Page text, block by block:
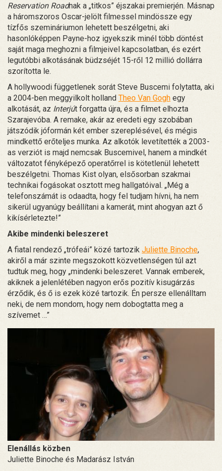
Reservation Roadnak a „titkos” éjszakai premierjén. Másnap
a háromszoros Oscar-jelölt filmessel mindössze egy
tízfős szemináriumon lehetett beszélgetni, aki
hasonlóképpen Payne-hoz igyekszik minél több döntést
saját maga meghozni a filmjeivel kapcsolatban, és ezért
legutóbbi alkotásának büdzséjét 15-ről 12 millió dollárra
szorította le.
A hollywoodi függetlenek sorát Steve Buscemi folytatta, aki
a 2004-ben meggyilkolt holland Theo Van Gogh egy
alkotását, az Interjút forgatta újra, és a filmet elhozta
Szarajevóba. A remake, akár az eredeti egy szobában
játszódik jóformán két ember szereplésével, és mégis
mindkettő erőteljes munka. Az alkotók levetítették a 2003-
as verziót is majd nemcsak Buscemivel, hanem a mindkét
változatot fényképező operatőrrel is kötetlenül lehetett
beszélgetni. Thomas Kist olyan, elsősorban szakmai
technikai fogásokat osztott meg hallgatóival. „Még a
telefonszámát is odaadta, hogy fel tudjam hívni, ha nem
sikerül ugyanúgy beállítani a kamerát, mint ahogyan azt ő
kikísérletezte!”
Akibe mindenki beleszeret
A fiatal rendező „trófeái” közé tartozik Juliette Binoche,
akiről a már szinte megszokott közvetlenségen túl azt
tudtuk meg, hogy „mindenki beleszeret. Vannak emberek,
akiknek a jelenlétében nagyon erős pozitív kisugárzás
érződik, és ő is ezek közé tartozik. Én persze ellenálltam
neki, de nem mondom, hogy nem dobogtatta meg a
szívemet …”
Elenállás közben
Juliette Binoche és Madarász István